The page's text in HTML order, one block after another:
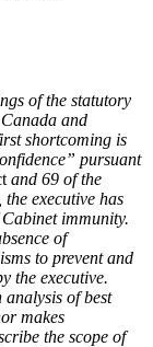
of the statutory
and
shortcoming is
pursuant
and 69 of the
the executive has
immunity.
of
to prevent and
the executive.
of best
makes
the scope of